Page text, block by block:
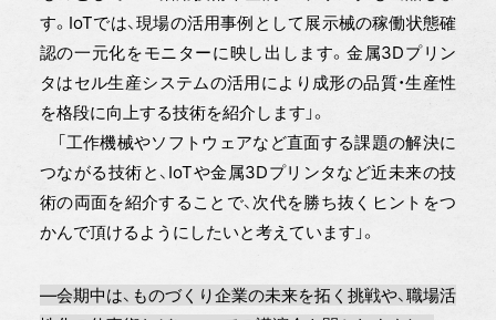
す。IoTでは、現場の活用事例として展示械の稼働状態確
認の一元化をモニターに映し出します。金属3Dプリン
タはセル生産システムの活用により成形の品質・生産性
を格段に向上する技術を紹介します」。
「工作機械やソフトウェアなど直面する課題の解決に
つながる技術と、IoTや金属3Dプリンタなど近未来の技
術の両面を紹介することで、次代を勝ち抜くヒントをつ
かんで頂けるようにしたいと考えています」。
―会期中は、ものづくり企業の未来を拓く挑戦や、職場活